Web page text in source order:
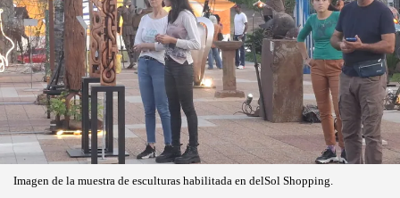
Imagen de la muestra de esculturas habilitada en delSol Shopping.